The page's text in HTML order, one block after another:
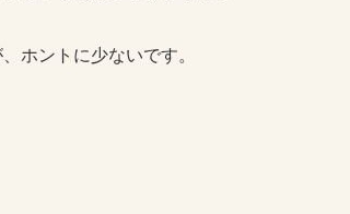
ホントに少ないです。